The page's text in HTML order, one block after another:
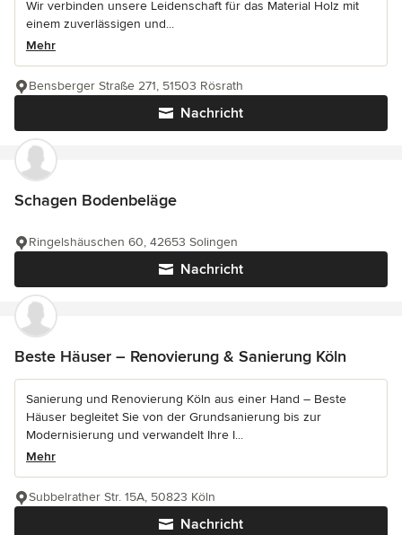
Wir verbinden unsere Leidenschaft für das Material Holz mit
einem zuverlässigen und...
Mehr
Nachricht
Bensberger Straße 271, 51503 Rösrath
Schagen Bodenbeläge
Nachricht
Ringelshäuschen 60, 42653 Solingen
Beste Häuser – Renovierung & Sanierung Köln
Sanierung und Renovierung Köln aus einer Hand – Beste
Häuser begleitet Sie von der Grundsanierung bis zur
Modernisierung und verwandelt Ihre I...
Mehr
Nachricht
Subbelrather Str. 15A, 50823 Köln